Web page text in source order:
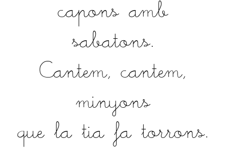
capons amb
sabatons.
Cantem, cantem,
minyons
que la tia fa torrons.